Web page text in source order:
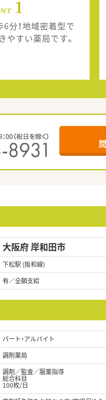
分！地域密着型で
やすい薬局です。
大阪府 岸和田市
下松駅 (阪和線)
有／全額支給
パート・アルバイト
調剤薬局
調剤／監査／服薬指導
総合科目
100枚/日